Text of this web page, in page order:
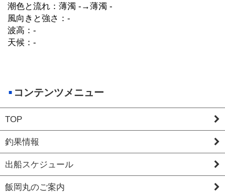
潮色と流れ：薄濁 -→薄濁 -
風向きと強さ：-
波高：-
天候：-
コンテンツメニュー
TOP
釣果情報
出船スケジュール
飯岡丸のご案内